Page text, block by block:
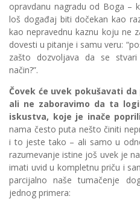
opravdanu nagradu od Boga –
loš događaj biti dočekan kao
kao nepravednu kaznu koju ne
dovesti u pitanje i samu veru:
zašto dozvoljava da se
način?”.
Čovek će uvek pokušavati
ali ne zaboravimo da ta
iskustva, koje je inače
nama često puta nešto činiti
i to jeste tako – ali samo u
razumevanje istine još uvek je
imati uvid u kompletnu priču i
parcijalno naše tumačenje
jednog primera: